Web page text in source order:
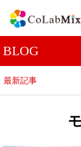
BLOG
最新記事